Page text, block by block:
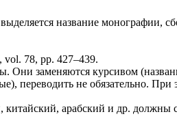
название
vol. 78, pp. 427–439.
Они заменяются курсивом
не обязательно. При
арабский и др. должны